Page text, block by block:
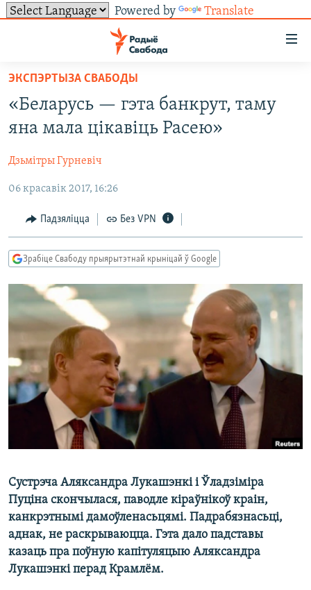
Powered by Translate
ўнівэрсальнага
доступу
Перайсьці
галоўнага
Перайсьці
да
навігацыі
Перайсьці
да
пошуку
УСЕ НАВІНЫ
ЛЮДЗІ
ПАЛІТЫКА
ЭКАНОМІКА
БЕЛАРУСЫ НА ВАЙНЕ
ПАЛІТВЯЗЬНІ
КУЛЬТУРА
КАЛЯНДАР
ТОЛЬКІ НА СВАБОДЗЕ
БЛОГІ
ГІСТОРЫЯ НА СВАБОДЗЕ
ПАДКАСТЫ
АЎДЫЁКНІГІ
PREMIUM
МОВА
НА ХВАЛЯХ СВАБОДЫ
АБЫСЬЦІ БЛЯКАВАНЬНЕ
ПАДЗЯЛІЦЦА ІНФАРМАЦЫЯЙ
ПАДПІСАЦЦА
RSS
ПАДКАСТЫ
TWITTER
Усе сайты РС/РСЭ
ЭКСПЭРТЫЗА СВАБОДЫ
«Беларусь — гэта банкрут, таму
яна мала цікавіць Расею»
Дзьмітры Гурневіч
06 красавік 2017, 16:26
Падзяліцца Без VPN
Зрабіце Свабоду прыярытэтнай крыніцай ў Google
Сустрэча Аляксандра Лукашэнкі і Ўладзіміра
Пуціна скончылася, паводле кіраўнікоў краін,
канкрэтнымі дамоўленасьцямі. Падрабязнасьці,
аднак, не раскрываюцца. Гэта дало падставы
казаць пра поўную капітуляцыю Аляксандра
Лукашэнкі перад Крамлём.